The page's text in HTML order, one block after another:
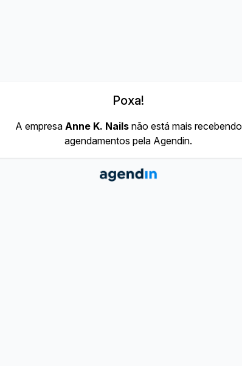
Poxa!
A empresa Anne K. Nailsnão está mais recebendo
agendamentos pela Agendin.